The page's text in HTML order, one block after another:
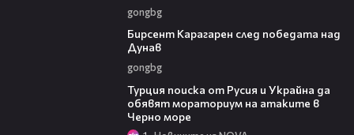
gongbg
Бирсент Карагарен след победата над
Дунав
gongbg
Турция поиска от Русия и Украйна да
обявят мораториум на атаките в
Черно море